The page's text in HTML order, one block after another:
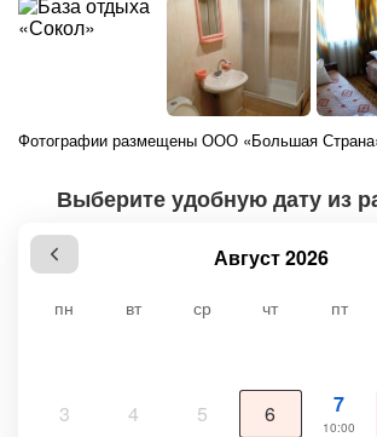
Фотографии размещены ООО «Большая
Выберите удобную дату из
Август 2026
пн вт ср чт пт
3
4 5 6 7
10:00